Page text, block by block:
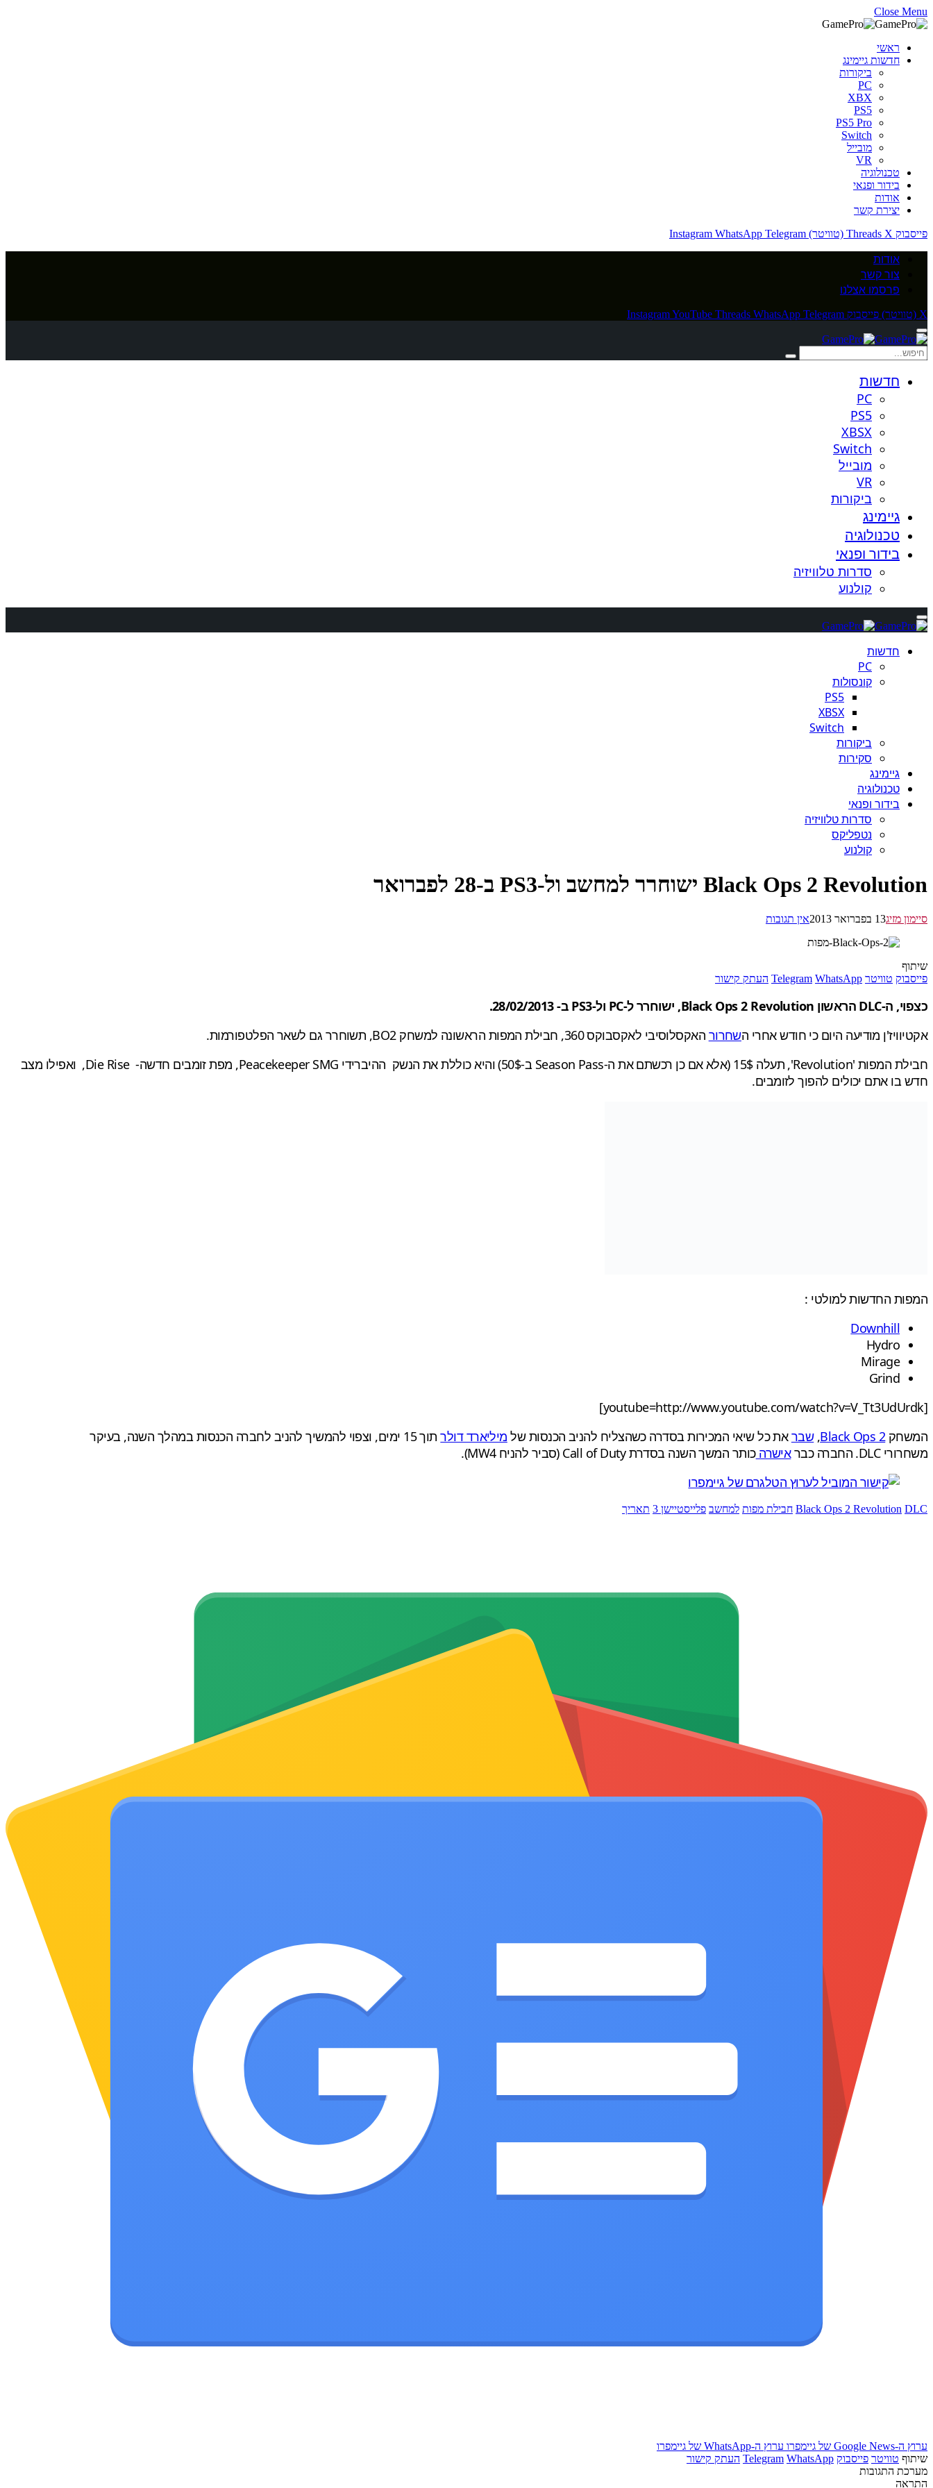
Close Menu
ראשי
חדשות גיימינג
ביקורות
PC
XBX
PS5
PS5 Pro
Switch
מובייל
VR
טכנולוגיה
בידור ופנאי
אודות
יצירת קשר
פייסבוק
Threads X (טוויטר) Instagram WhatsApp Telegram
אודות
צור קשר
פרסמו אצלנו
X (טוויטר) פייסבוק InstagramYouTube Threads WhatsApp Telegram
חדשות
PC
PS5
XBSX
Switch
מובייל
VR
ביקורות
גיימינג
טכנולוגיה
בידור ופנאי
סדרות טלוויזיה
קולנוע
חדשות
PC
קונסולות
PS5
XBSX
Switch
ביקורות
סקירות
גיימינג
טכנולוגיה
בידור ופנאי
סדרות טלוויזיה
נטפליקס
קולנוע
Black Ops 2 Revolution ישוחרר למחשב ול-PS3 ב-28 לפברואר
סיימון מזיג13 בפברואר 2013 אין תגובות
שיתוף
פייסבוק טוויטר Telegram WhatsApp העתק קישור
כצפוי, ה-DLC הראשון Black Ops 2 Revolution, ישוחרר ל-PC ול-PS3 ב- 28/02/2013.
אקטיוויז'ן מודיעה היום כי חודש אחרי השחרור האקסלוסיבי לאקסבוקס 360, חבילת המפות הראשונה למשחק BO2, תשוחרר גם לשאר הפלטפורמות.
חבילת המפות 'Revolution', תעלה 15$ (אלא אם כן רכשתם את ה-Season Pass ב-50$) והיא כוללת את הנשק ההיברידי Peacekeeper SMG, מפת זומבים חדשה- Die Rise, ואפילו מצב
חדש בו אתם יכולים להפוך לזומבים.
המפות החדשות למולטי :
Downhill
Hydro
Mirage
Grind
[youtube=http://www.youtube.com/watch?v=V_Tt3UdUrdk]
המשחקBlack Ops 2
,שבראת כל שיאי המכירות בסדרה כשהצליח להניב הכנסות של מיליארד דולר
תוך 15 ימים, וצפוי להמשיך להניב לחברה הכנסות במהלך השנה, בעיקר
משחרורי DLC. החברה כבר
אישרהכותר המשך השנה בסדרת Call of Duty (סביר להניח MW4).
Black Ops 2 Revolution DLC חבילת מפות למחשב פלייסטיישן 3 תאריך
ערוץ ה-Google News של גיימפרו
ערוץ ה-WhatsApp של גיימפרו
שיתוף טוויטר פייסבוק Telegram WhatsApp
העתק קישור
מערכת התגובות
התראה